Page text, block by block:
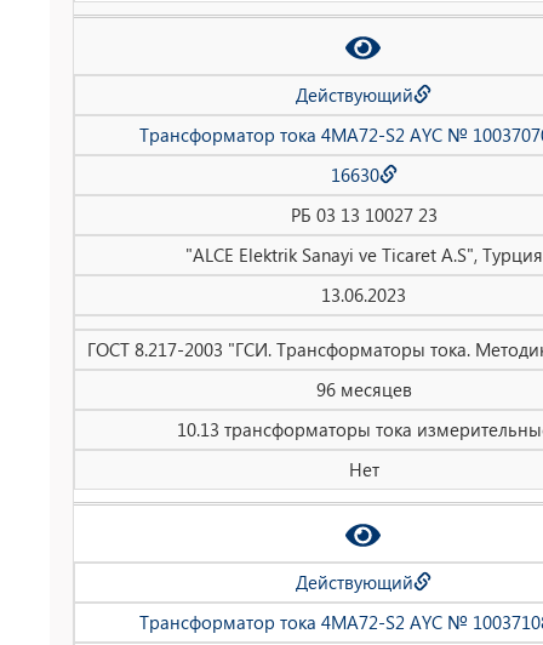
Действующий
Трансформатор тока 4MA72-S2 AYC №
16630
РБ 03 13 10027 23
"ALCE Elektrik Sanayi ve Ticaret A.S", Турция
13.06.2023
ГОСТ 8.217-2003 "ГСИ. Трансформаторы тока.
96 месяцев
10.13 трансформаторы тока
Нет
Действующий
Трансформатор тока 4MA72-S2 AYC №